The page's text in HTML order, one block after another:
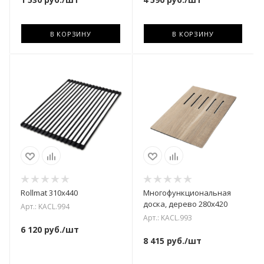
В КОРЗИНУ В КОРЗИНУ
Rollmat 310х440
Арт.: KACL.994
6 120 руб./шт
Многофункциональная
доска, дерево 280х420
Арт.: KACL.993
8 415 руб./шт